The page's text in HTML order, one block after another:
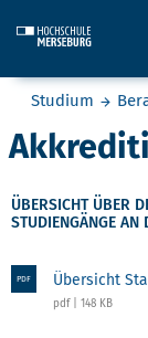
Sie befinden sich
Studium
ÜBERSICHT ÜBER
STUDIENGÄNGE AN
PDF Übersicht
pdf | 148 KB